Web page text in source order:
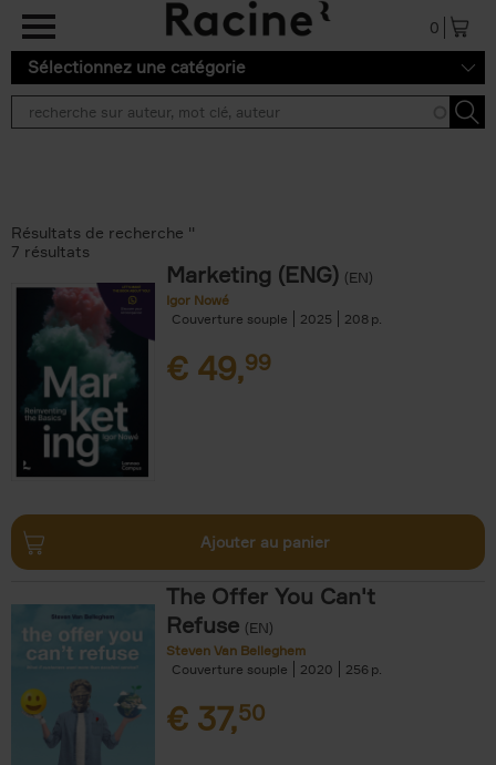
Aller au contenu principal
0
Sélectionnez une catégorie
Résultats de recherche ''
7 résultats
Marketing (ENG) (EN)
Igor Nowé
Couverture souple
2025 208
€ 49,99
Ajouter au panier
The Offer You Can't
Refuse (EN)
Steven Van Belleghem
Couverture souple
2020 256
€ 37,50